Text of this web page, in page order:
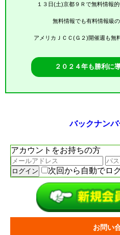
１３日(土)京都９Ｒで無料情報
無料情報でも有料情報級
アメリカＪＣＣ(Ｇ２)開催週も無
２０２４年も勝利に
バックナン
アカウントをお持ちの方
次回から自動でロ
お問い